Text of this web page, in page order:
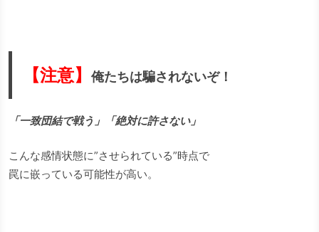
【注意】 俺たちは騙されないぞ！
「一致団結で戦う」「絶対に許さない」
こんな感情状態に”させられている”時点で
罠に嵌っている可能性が高い。